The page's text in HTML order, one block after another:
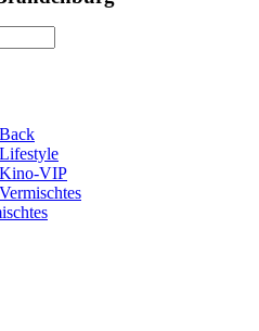
Back
Lifestyle
Kino-VIP
Vermischtes